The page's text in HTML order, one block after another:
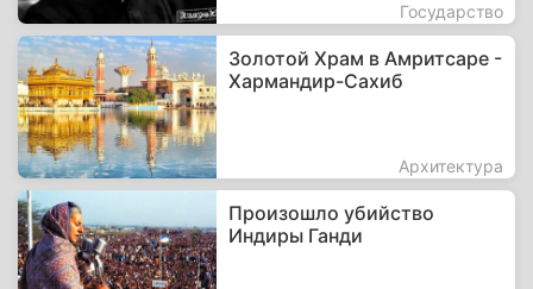
Государство
Золотой Храм в Амритсаре -
Хармандир-Сахиб
Архитектура
Произошло убийство
Индиры Ганди